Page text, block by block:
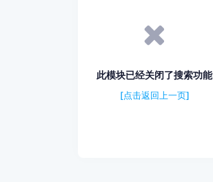
此模块已经关闭了搜索功能
[点击返回上一页]